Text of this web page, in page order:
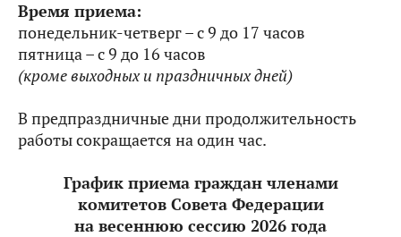
Время приема:
понедельник-четверг – с 9 до 17 часов
пятница – с 9 до 16 часов
(кроме выходных и праздничных дней)
В предпраздничные дни продолжительность
работы сокращается на один час.
График приема граждан членами
комитетов Совета Федерации
на весеннюю сессию 2026 года